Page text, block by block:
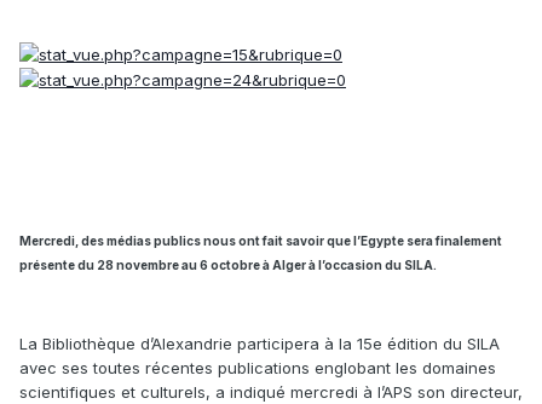
Mercredi, des médias publics nous ont fait savoir que l’Egypte sera finalement
présente du 28 novembre au 6 octobre à Alger à l’occasion du SILA.
La Bibliothèque d’Alexandrie participera à la 15e édition du SILA
avec ses toutes récentes publications englobant les domaines
scientifiques et culturels, a indiqué mercredi à l’APS son directeur,